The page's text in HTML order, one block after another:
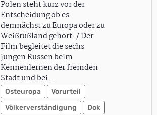
Polen steht kurz vor der
Entscheidung ob es
demnächst zu Europa oder zu
Weißrußland gehört. / Der
Film begleitet die sechs
jungen Russen beim
Kennenlernen der fremden
Stadt und bei…
Osteuropa
Vorurteil
Völkerverständigung
Dok